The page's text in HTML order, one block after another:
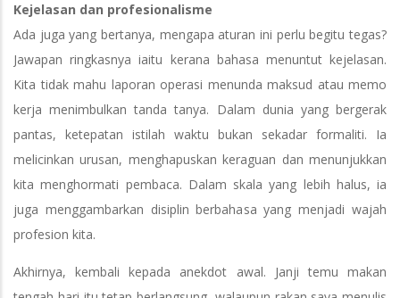
Kejelasan dan profesionalisme
Ada juga yang bertanya, mengapa aturan ini perlu begitu tegas?
Jawapan ringkasnya iaitu kerana bahasa menuntut kejelasan.
Kita tidak mahu laporan operasi menunda maksud atau memo
kerja menimbulkan tanda tanya. Dalam dunia yang bergerak
pantas, ketepatan istilah waktu bukan sekadar formaliti. Ia
melicinkan urusan, menghapuskan keraguan dan menunjukkan
kita menghormati pembaca. Dalam skala yang lebih halus, ia
juga menggambarkan disiplin berbahasa yang menjadi wajah
profesion kita.
Akhirnya, kembali kepada anekdot awal. Janji temu makan